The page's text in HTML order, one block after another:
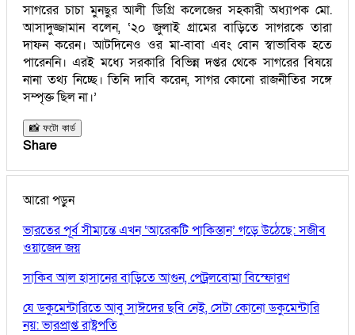
সাগরের চাচা মুনছুর আলী ডিগ্রি কলেজের সহকারী অধ্যাপক মো.
আসাদুজ্জামান বলেন, ‘২০ জুলাই গ্রামের বাড়িতে সাগরকে তারা
দাফন করেন। আটদিনেও ওর মা-বাবা এবং বোন স্বাভাবিক হতে
পারেননি। এরই মধ্যে সরকারি বিভিন্ন দপ্তর থেকে সাগরের বিষয়ে
নানা তথ্য নিচ্ছে। তিনি দাবি করেন, সাগর কোনো রাজনীতির সঙ্গে
সম্পৃক্ত ছিল না।’
📸 ফটো কার্ড
Share
আরো পড়ুন
ভারতের পূর্ব সীমান্তে এখন ‘আরেকটি পাকিস্তান’ গড়ে উঠেছে: সজীব
ওয়াজেদ জয়
সাকিব আল হাসানের বাড়িতে আগুন, পেট্রলবোমা বিস্ফোরণ
যে ডকুমেন্টারিতে আবু সাঈদের ছবি নেই, সেটা কোনো ডকুমেন্টারি
নয়: ভারপ্রাপ্ত রাষ্ট্রপতি